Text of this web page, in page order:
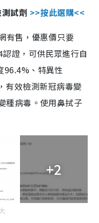
試劑 >>按此選購<<
有售，優惠價只要
證，可供民眾進行自
96.4%、特異性
有效檢測新冠病毒變
種病毒。使用鼻拭子
+2